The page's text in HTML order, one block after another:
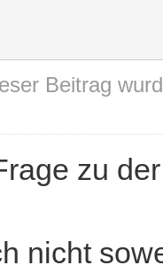
Beitrag
zu
nicht